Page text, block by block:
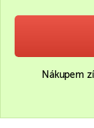
Nákupem